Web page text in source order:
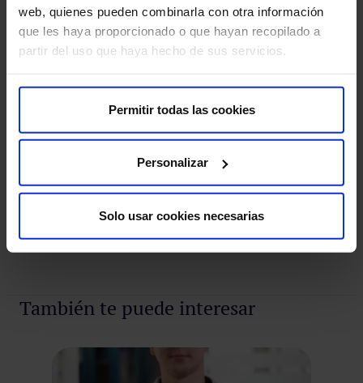
web, quienes pueden combinarla con otra información
que les haya proporcionado o que hayan recopilado a
partir del uso que haya hecho de sus servicios.
Permitir todas las cookies
Personalizar
Solo usar cookies necesarias
Nuestros médicos
Consulta y pide cita con los profesionales de esta
Pedir cita
Pedir cita
También te puede interesar